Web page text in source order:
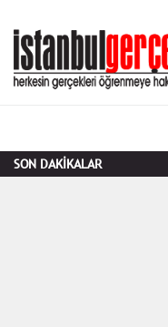
SON DAKİKALAR